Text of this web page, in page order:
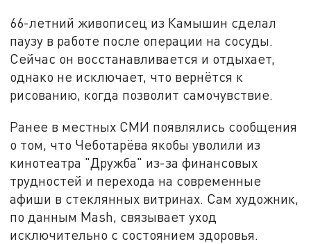
66-летний живописец из Камышин сделал
паузу в работе после операции на сосуды.
Сейчас он восстанавливается и отдыхает,
однако не исключает, что вернётся к
рисованию, когда позволит самочувствие.
Ранее в местных СМИ появлялись сообщения
о том, что Чеботарёва якобы уволили из
кинотеатра "Дружба" из-за финансовых
трудностей и перехода на современные
афиши в стеклянных витринах. Сам художник,
по данным Mash, связывает уход
исключительно с состоянием здоровья.